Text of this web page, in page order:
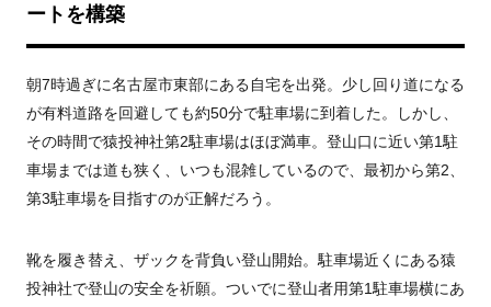
ートを構築
朝7時過ぎに名古屋市東部にある自宅を出発。少し回り道になる
が有料道路を回避しても約50分で駐車場に到着した。しかし、
その時間で猿投神社第2駐車場はほぼ満車。登山口に近い第1駐
車場までは道も狭く、いつも混雑しているので、最初から第2、
第3駐車場を目指すのが正解だろう。
靴を履き替え、ザックを背負い登山開始。駐車場近くにある猿
投神社で登山の安全を祈願。ついでに登山者用第1駐車場横にあ